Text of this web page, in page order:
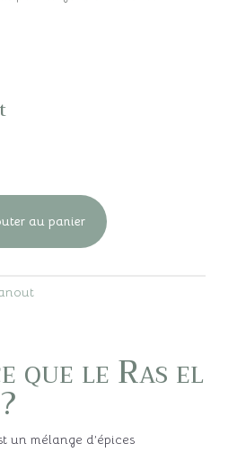
au panier
que le Ras el
un mélange d’épices